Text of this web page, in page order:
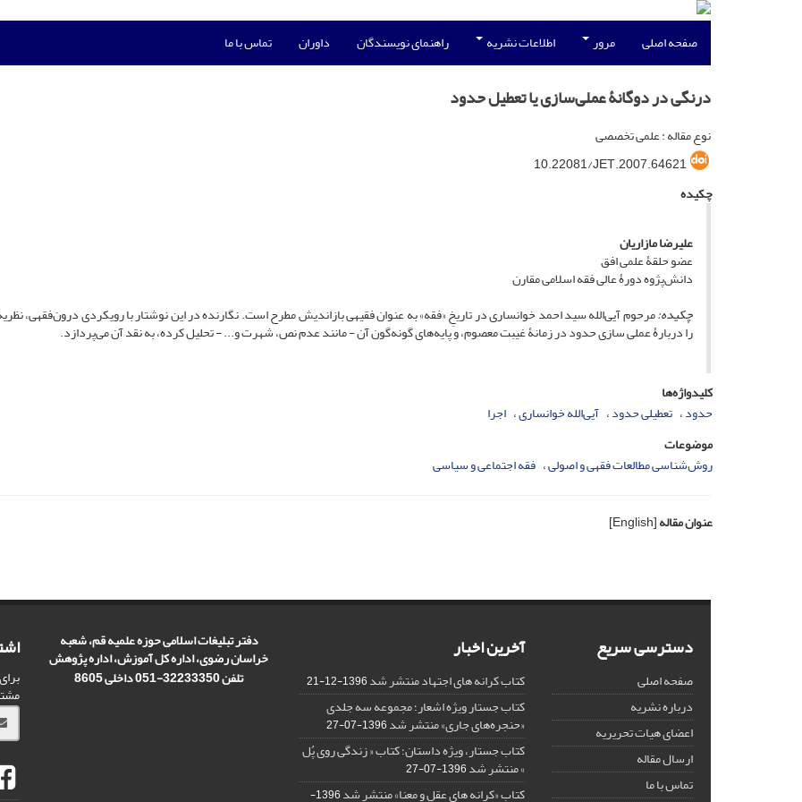
صفحه اصلی مرور اطلاعات نشریه راهنمای نویسندگان داوران تماس با ما
درنگی در دو‌‌گانۀ عملی‌سازی یا تعطیل حدود
نوع مقاله : علمی تخصصی
10.22081/JET.2007.64621
چکیده
علیرضا مازاریان
عضو حلقۀ علمی افق
دانش‌پژوه دورۀ عالی فقه اسلامی مقارن
چکیده:مرحوم آیى‌الله سید احمد خوانساری در تاریخِ «فقه» به عنوان فقیهی بازاندیش مطرح است. نگارنده در این نوشتار با رویکردی درون‌فقهی،
را دربارۀ عملی سازی حدود در زمانۀ غیبت معصوم، و پایه‌های گونه‌گون آن - مانند عدم نص، شهرت و... - تحلیل کرده، به نقد آن می‌پردازد.
کلیدواژه‌ها
حدود تعطیلی حدود آیى‌الله خوانساری اجرا
موضوعات
روش‌شناسی مطالعات فقهی و اصولی فقه اجتماعی و سیاسی
عنوان مقاله[English]
دسترسی سریع
صفحه اصلی
درباره نشریه
اعضای هیات تحریریه
ارسال مقاله
تماس با ما
آخرین اخبار
کتاب کرانه های اجتهاد منتشر شد1396-12-21
کتاب جستار ویژه اشعار؛ مجموعه سه جلدی
«حنجره‌های جاری» منتشر شد1396-07-27
کتاب جستار، ویژه داستان؛ کتاب « زندگی روی پُل
» منتشر شد1396-07-27
کتاب «کرانه های عقل و معنا» منتشر شد 1396-
دفتر تبلیغات اسلامی حوزه علمیه قم، شعبه
خراسان رضوی، اداره کل آموزش، اداره پژوهش
تلفن 32233350-051 داخلی 8605